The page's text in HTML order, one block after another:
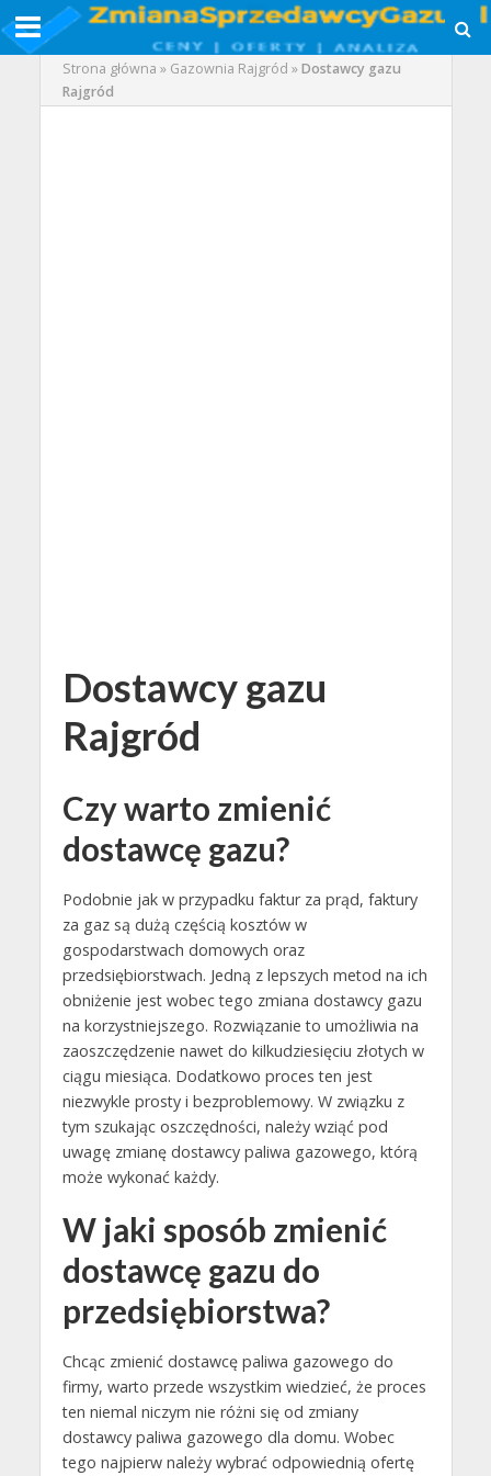
Strona główna » Gazownia Rajgród »Dostawcy gazu
Rajgród
Dostawcy gazu
Rajgród
Czy warto zmienić
dostawcę gazu?
Podobnie jak w przypadku faktur za prąd, faktury
za gaz są dużą częścią kosztów w
gospodarstwach domowych oraz
przedsiębiorstwach. Jedną z lepszych metod na ich
obniżenie jest wobec tego zmiana dostawcy gazu
na korzystniejszego. Rozwiązanie to umożliwia na
zaoszczędzenie nawet do kilkudziesięciu złotych w
ciągu miesiąca. Dodatkowo proces ten jest
niezwykle prosty i bezproblemowy. W związku z
tym szukając oszczędności, należy wziąć pod
uwagę zmianę dostawcy paliwa gazowego, którą
może wykonać każdy.
W jaki sposób zmienić
dostawcę gazu do
przedsiębiorstwa?
Chcąc zmienić dostawcę paliwa gazowego do
firmy, warto przede wszystkim wiedzieć, że proces
ten niemal niczym nie różni się od zmiany
dostawcy paliwa gazowego dla domu. Wobec
tego najpierw należy wybrać odpowiednią ofertę